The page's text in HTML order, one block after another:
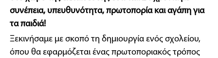
συνέπεια, υπευθυνότητα, πρωτοπορία και αγάπη για
τα παιδιά!
Ξεκινήσαμε με σκοπό τη δημιουργία ενός σχολείου,
όπου θα εφαρμόζεται ένας πρωτοποριακός τρόπος